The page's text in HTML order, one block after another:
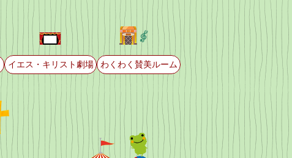
イエス・キリスト劇場 わくわく賛美ルーム